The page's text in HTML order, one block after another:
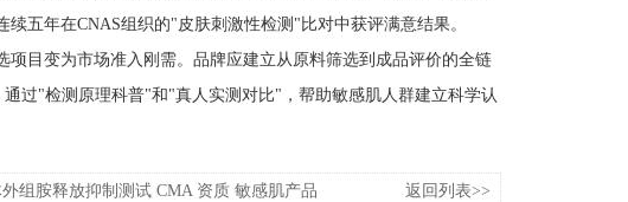
五年在CNAS组织的"皮肤刺激性检测"比对中获评满意结果。
目变为市场准入刚需。品牌应建立从原料筛选到成品评价的全链
过"检测原理科普"和"真人实测对比"，帮助敏感肌人群建立科学认
组胺释放抑制测试 CMA 资质 敏感肌产品
返回列表>>